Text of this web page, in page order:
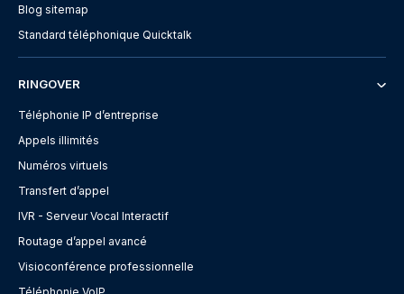
Blog sitemap
Standard téléphonique Quicktalk
RINGOVER
Téléphonie IP d’entreprise
Appels illimités
Numéros virtuels
Transfert d’appel
IVR - Serveur Vocal Interactif
Routage d’appel avancé
Visioconférence professionnelle